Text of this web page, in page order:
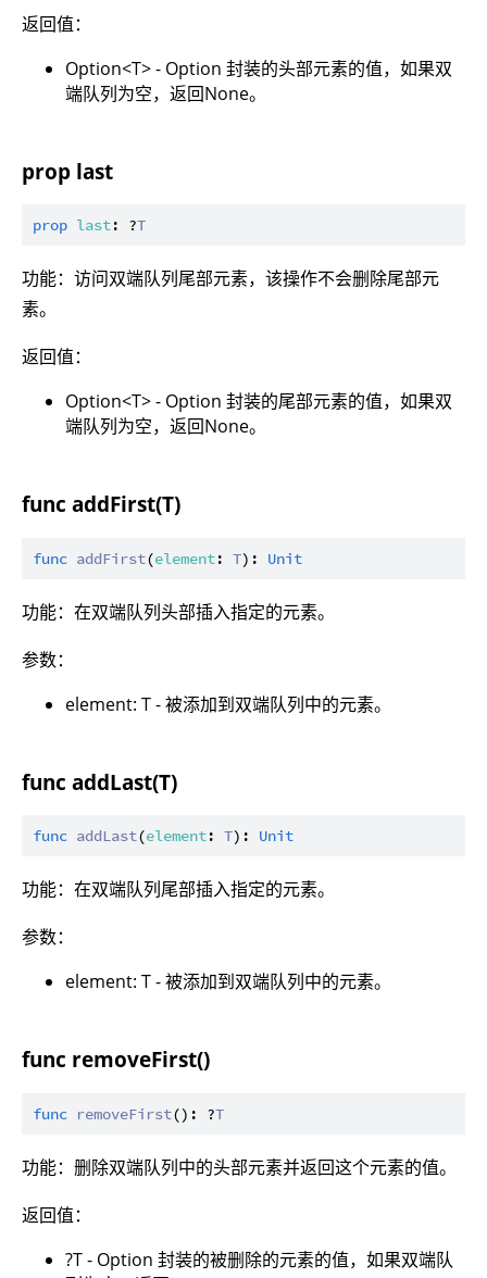
返回值：
Option<T> - Option 封装的头部元素的值，如果双
端队列为空，返回None。
prop last
prop last: ?T
功能：访问双端队列尾部元素，该操作不会删除尾部元
素。
返回值：
Option<T> - Option 封装的尾部元素的值，如果双
端队列为空，返回None。
func addFirst(T)
func addFirst(element: T): Unit
功能：在双端队列头部插入指定的元素。
参数：
element: T - 被添加到双端队列中的元素。
func addLast(T)
func addLast(element: T): Unit
功能：在双端队列尾部插入指定的元素。
参数：
element: T - 被添加到双端队列中的元素。
func removeFirst()
func removeFirst(): ?T
功能：删除双端队列中的头部元素并返回这个元素的值。
返回值：
?T - Option 封装的被删除的元素的值，如果双端队